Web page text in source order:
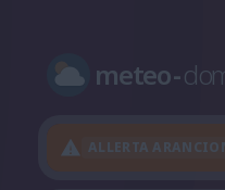
meteo-
ALLERTA